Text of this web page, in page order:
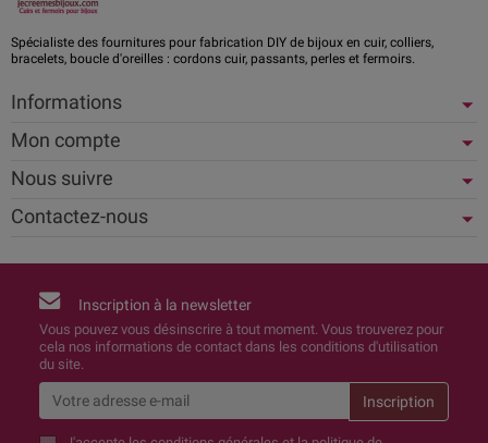
Spécialiste des fournitures pour fabrication DIY de bijoux en cuir, colliers,
bracelets, boucle d'oreilles : cordons cuir, passants, perles et fermoirs.
Informations
Mon compte
Nous suivre
Contactez-nous
Inscription à la newsletter
Vous pouvez vous désinscrire à tout moment. Vous trouverez pour
cela nos informations de contact dans les conditions d'utilisation
du site.